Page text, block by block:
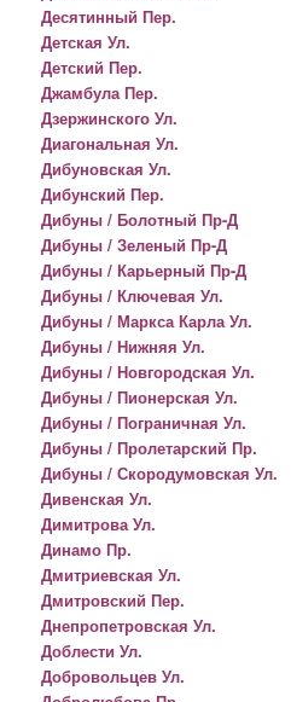
Десятинный Пер.
Детская Ул.
Детский Пер.
Джамбула Пер.
Дзержинского Ул.
Диагональная Ул.
Дибуновская Ул.
Дибунский Пер.
Дибуны / Болотный Пр-Д
Дибуны / Зеленый Пр-Д
Дибуны / Карьерный Пр-Д
Дибуны / Ключевая Ул.
Дибуны / Маркса Карла Ул.
Дибуны / Нижняя Ул.
Дибуны / Новгородская Ул.
Дибуны / Пионерская Ул.
Дибуны / Пограничная Ул.
Дибуны / Пролетарский Пр.
Дибуны / Скородумовская Ул.
Дивенская Ул.
Димитрова Ул.
Динамо Пр.
Дмитриевская Ул.
Дмитровский Пер.
Днепропетровская Ул.
Доблести Ул.
Добровольцев Ул.